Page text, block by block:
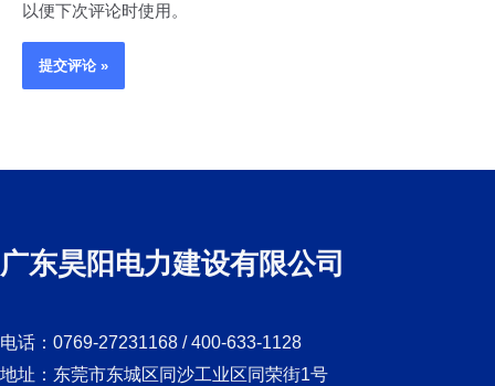
以便下次评论时使用。
广东昊阳电力建设有限公司
电话：0769-27231168 / 400-633-1128
地址：东莞市东城区同沙工业区同荣街1号